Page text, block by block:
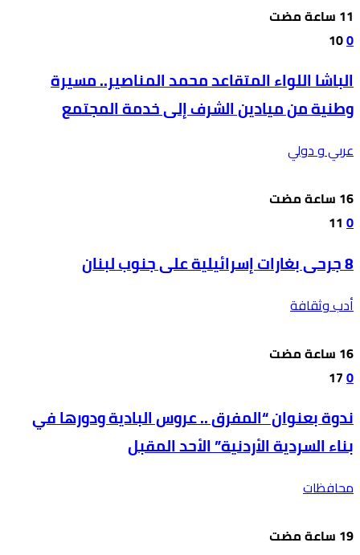
0
10
الباشا اللواء المتقاعد محمد المناصير.. مسيرة
وطنية من ميادين الشرف إلى خدمة المجتمع
عربي و دولي
0
11
8 جرحى بغارات إسرائيلية على جنوب لبنان
أدب وثقافة
0
17
ندوة بعنوان “المفرق .. عروس البادية ودورها في
بناء السردية الأردنية” الأحد المقبل
محافظات